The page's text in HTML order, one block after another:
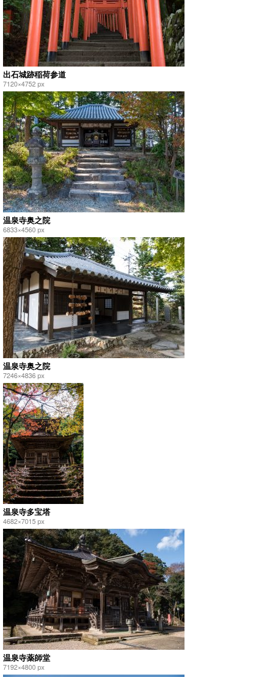
出石城跡稲荷参道
7120×4752 px
温泉寺奥之院
6833×4560 px
温泉寺奥之院
7246×4836 px
温泉寺多宝塔
4682×7015 px
温泉寺薬師堂
7192×4800 px